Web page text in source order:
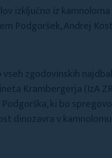
izključno iz kamnoloma
Podgoršek, Andrej
zgodovinskih
Krambergerja (IzA
ki bo
dinozavra v